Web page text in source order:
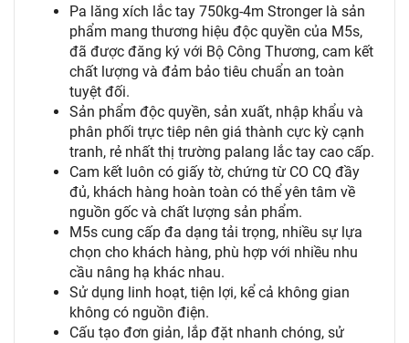
Pa lăng xích lắc tay 750kg-4m Stronger là sản
phẩm mang thương hiệu độc quyền của M5s,
đã được đăng ký với Bộ Công Thương, cam kết
chất lượng và đảm bảo tiêu chuẩn an toàn
tuyệt đối.
Sản phẩm độc quyền, sản xuất, nhập khẩu và
phân phối trực tiêp nên giá thành cực kỳ cạnh
tranh, rẻ nhất thị trường palang lắc tay cao cấp.
Cam kết luôn có giấy tờ, chứng từ CO CQ đầy
đủ, khách hàng hoàn toàn có thể yên tâm về
nguồn gốc và chất lượng sản phẩm.
M5s cung cấp đa dạng tải trọng, nhiều sự lựa
chọn cho khách hàng, phù hợp với nhiều nhu
cầu nâng hạ khác nhau.
Sử dụng linh hoạt, tiện lợi, kể cả không gian
không có nguồn điện.
Cấu tạo đơn giản, lắp đặt nhanh chóng, sử